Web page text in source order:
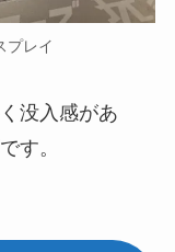
プレイ
没入感があ
す。